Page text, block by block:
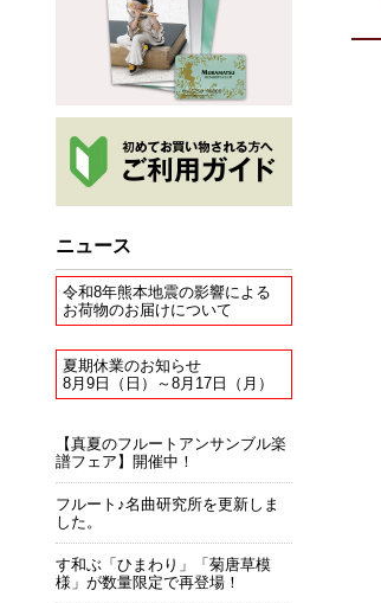
ニュース
令和8年熊本地震の影響による
お荷物のお届けについて
夏期休業のお知らせ
8月9日（日）～8月17日（月）
【真夏のフルートアンサンブル楽
譜フェア】開催中！
フルート♪名曲研究所を更新しま
した。
す和ぶ「ひまわり」「菊唐草模
様」が数量限定で再登場！